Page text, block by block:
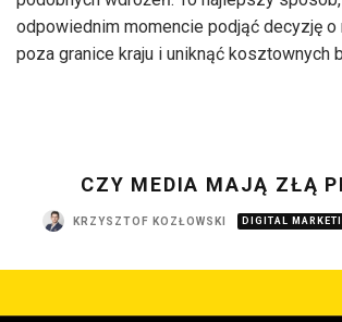
odpowiednim momencie podjąć decyzję
poza granice kraju i uniknąć kosztownych
CZY MEDIA MAJĄ ZŁĄ
KRZYSZTOF KOZŁOWSKI DIGITAL